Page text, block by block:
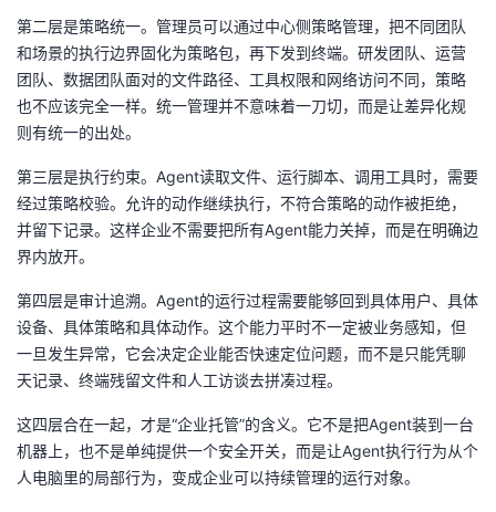
第二层是策略统一。管理员可以通过中心侧策略管理，把不同团队
和场景的执行边界固化为策略包，再下发到终端。研发团队、运营
团队、数据团队面对的文件路径、工具权限和网络访问不同，策略
也不应该完全一样。统一管理并不意味着一刀切，而是让差异化规
则有统一的出处。
第三层是执行约束。Agent读取文件、运行脚本、调用工具时，需要
经过策略校验。允许的动作继续执行，不符合策略的动作被拒绝，
并留下记录。这样企业不需要把所有Agent能力关掉，而是在明确边
界内放开。
第四层是审计追溯。Agent的运行过程需要能够回到具体用户、具体
设备、具体策略和具体动作。这个能力平时不一定被业务感知，但
一旦发生异常，它会决定企业能否快速定位问题，而不是只能凭聊
天记录、终端残留文件和人工访谈去拼凑过程。
这四层合在一起，才是“企业托管”的含义。它不是把Agent装到一台
机器上，也不是单纯提供一个安全开关，而是让Agent执行行为从个
人电脑里的局部行为，变成企业可以持续管理的运行对象。